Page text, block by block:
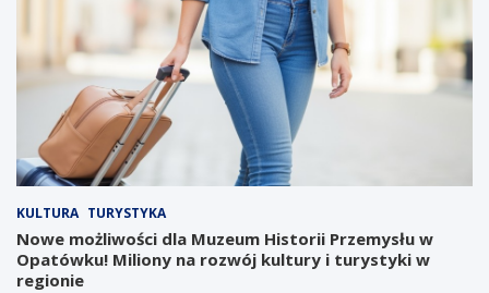
KULTURA TURYSTYKA
Nowe możliwości dla Muzeum Historii Przemysłu w
Opatówku! Miliony na rozwój kultury i turystyki w
regionie